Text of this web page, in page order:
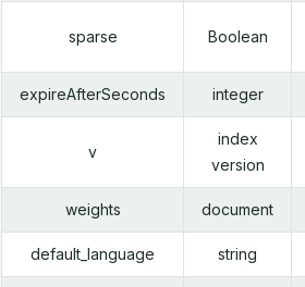
sparse Boolean
expireAfterSeconds integer
v
index
version
weights document
default_language string